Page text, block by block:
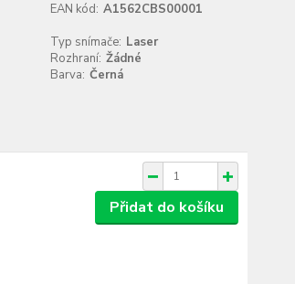
EAN kód: A1562CBS00001
Typ snímače: Laser
Rozhraní: Žádné
Barva: Černá
Přidat do košíku